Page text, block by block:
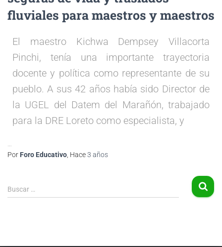
fluviales para maestros y maestros
El maestro Kichwa Dempsey Villacorta
Pinchi, tenía una importante trayectoria
docente y política como representante de su
pueblo. A sus 42 años había sido Director de
la UGEL del Datem del Marañón, trabajado
para la DRE Loreto como especialista, y
Por Foro Educativo , Hace3 años
Buscar …